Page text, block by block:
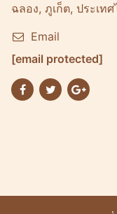
ฉลอง, ภูเก็ต, ประเทศ
Email
[email protected]